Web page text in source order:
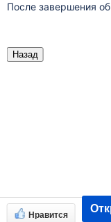
После завершения
Назад
Нравится